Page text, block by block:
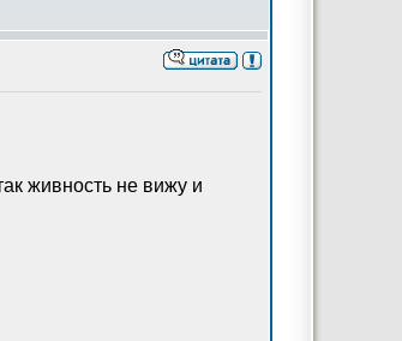
живность не вижу и